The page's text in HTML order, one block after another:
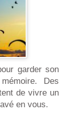
garder son
Des
de vivre un
en vous.